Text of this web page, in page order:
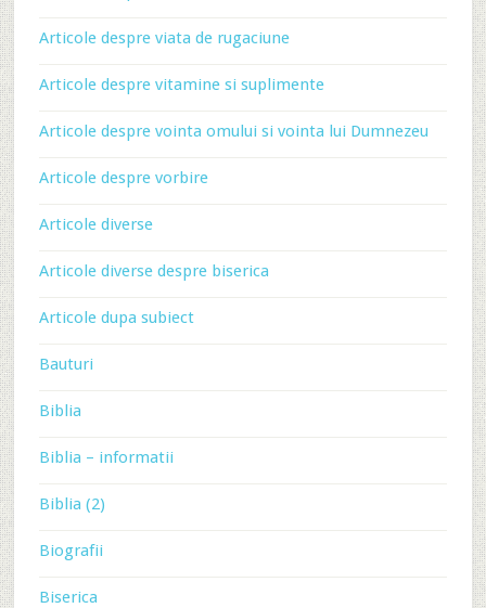
Articole despre viata de rugaciune
Articole despre vitamine si suplimente
Articole despre vointa omului si vointa lui Dumnezeu
Articole despre vorbire
Articole diverse
Articole diverse despre biserica
Articole dupa subiect
Bauturi
Biblia
Biblia – informatii
Biblia (2)
Biografii
Biserica